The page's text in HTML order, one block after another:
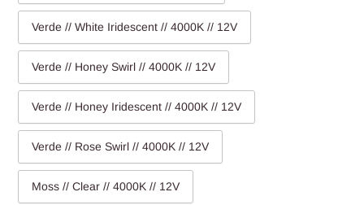
Verde // White Iridescent // 4000K // 12V
Verde // Honey Swirl // 4000K // 12V
Verde // Honey Iridescent // 4000K // 12V
Verde // Rose Swirl // 4000K // 12V
Moss // Clear // 4000K // 12V